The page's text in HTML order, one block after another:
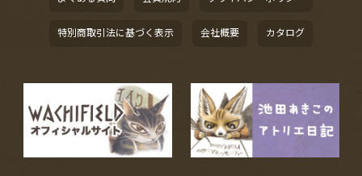
特別商取引法に基づく表示 会社概要 カタログ